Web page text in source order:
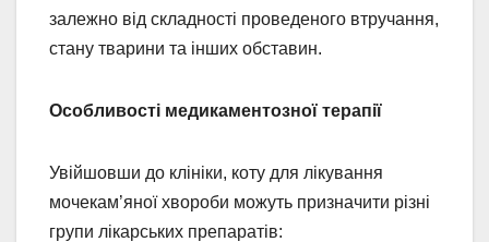
залежно від складності проведеного втручання,
стану тварини та інших обставин.
Особливості медикаментозної терапії
Увійшовши до клініки, коту для лікування
мочекам’яної хвороби можуть призначити різні
групи лікарських препаратів: